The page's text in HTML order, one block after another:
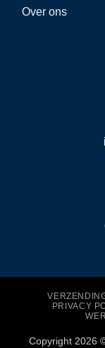
Over ons
PRIVACY
Copyright 2026